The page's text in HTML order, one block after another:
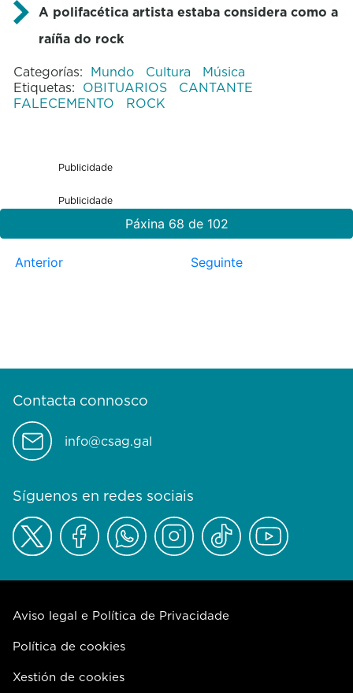
A polifacética artista estaba considera como a
raíña do rock
Categorías: Mundo Cultura
Música
Etiquetas: OBITUARIOS
CANTANTE
FALECEMENTO
ROCK
Publicidade
Publicidade
Páxina 68 de 102
Anterior Seguinte
Contacta connosco
info@csag.gal
Síguenos en redes sociais
Aviso legal e Política de Privacidade
Política de cookies
Xestión de cookies